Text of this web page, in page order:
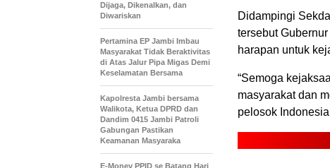
Didampingi
tersebut
harapan untuk
“Semoga
masyarakat dan
pelosok
Dijaga, Dikenalkan, dan
Diwariskan
Pertamina EP Jambi Imbau
Masyarakat Tidak Beraktivitas
di Atas Jalur Pipa Migas Demi
Keselamatan Bersama
Kapolresta Jambi bersama
Walikota, Ketua DPRD dan
Dandim 0415 Jambi Patroli
Gabungan Pastikan
Keamanan Masyaraka
E-Monev PPID se Batang Hari